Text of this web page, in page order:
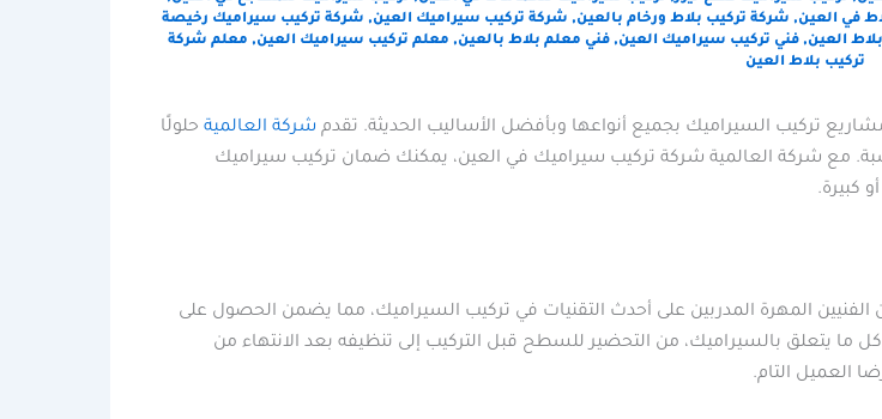
في العين, شركة تركيب بلاط ورخام بالعين, شركة تركيب سيراميك العين, شركة تركيب سيراميك رخيصة
العين, فني تركيب سيراميك العين, فني معلم بلاط بالعين, معلم تركيب سيراميك العين, معلم شركة
تركيب بلاط العين
تركيب السيراميك بجميع أنواعها وبأفضل الأساليب الحديثة. تقدم شركة العالمية حلولًا
مع شركة العالمية شركة تركيب سيراميك في العين، يمكنك ضمان تركيب سيراميك
كبيرة.
المهرة المدربين على أحدث التقنيات في تركيب السيراميك، مما يضمن الحصول على
يتعلق بالسيراميك، من التحضير للسطح قبل التركيب إلى تنظيفه بعد الانتهاء من
العميل التام.